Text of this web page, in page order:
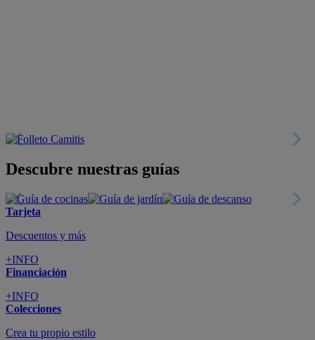
Descubre nuestras guías
Tarjeta
Descuentos y más
+INFO
Financiación
+INFO
Colecciones
Crea tu propio estilo